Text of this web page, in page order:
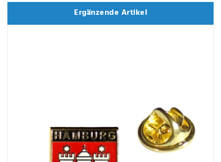
Ergänzende Artikel